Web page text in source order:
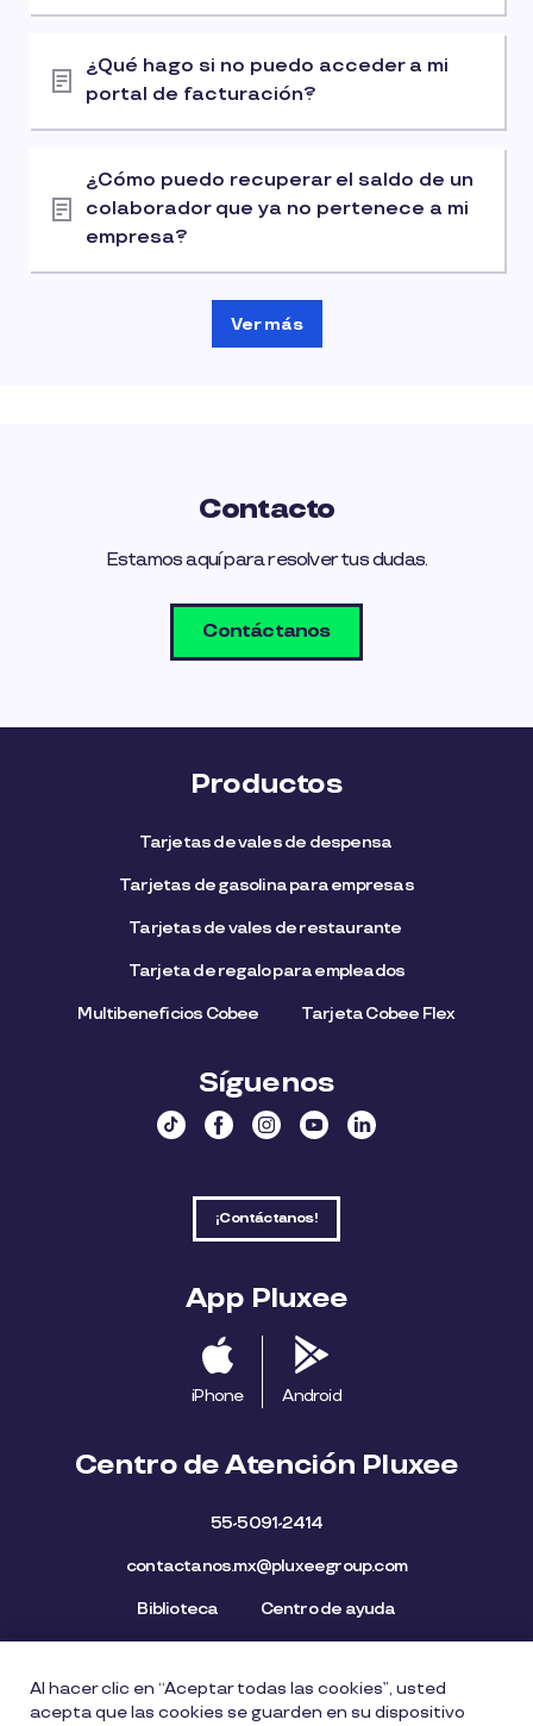
¿Qué hago si no puedo acceder a mi
portal de facturación?
¿Cómo puedo recuperar el saldo de un
colaborador que ya no pertenece a mi
empresa?
Ver más
Contacto
Estamos aquí para resolver tus dudas.
Contáctanos
Productos
Tarjetas de vales de despensa
Tarjetas de gasolina para empresas
Tarjetas de vales de restaurante
Tarjeta de regalo para empleados​
Multibeneficios Cobee Tarjeta Cobee Flex
Síguenos
¡Contáctanos!
App Pluxee
iPhone Android
Centro de Atención Pluxee
55-5091-2414
contactanos.mx@pluxeegroup.com
Biblioteca Centro de ayuda
Mapa del Sitio Aviso de privacidad Política de cookies
Al hacer clic en “Aceptar todas las cookies”, usted
acepta que las cookies se guarden en su dispositivo